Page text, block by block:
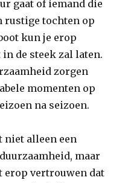
gaat of iemand die
rustige tochten op
kun je erop
de steek zal laten.
zorgen
momenten op
na seizoen.
niet alleen een
maar
erop vertrouwen dat